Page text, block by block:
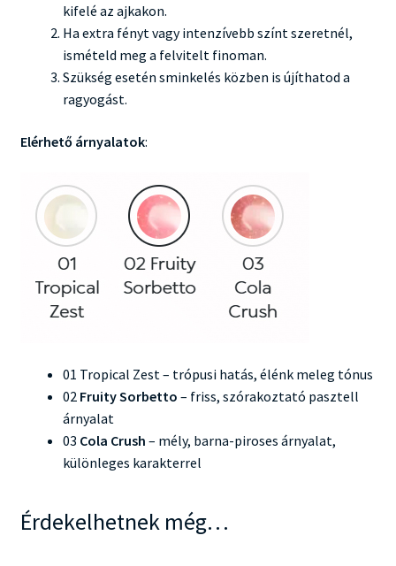
kifelé az ajkakon.
Ha extra fényt vagy intenzívebb színt szeretnél,
ismételd meg a felvitelt finoman.
Szükség esetén sminkelés közben is újíthatod a
ragyogást.
Elérhető árnyalatok:
01 Tropical Zest – trópusi hatás, élénk meleg tónus
02 Fruity Sorbetto – friss, szórakoztató pasztell
árnyalat
03 Cola Crush – mély, barna-piroses árnyalat,
különleges karakterrel
Érdekelhetnek még…